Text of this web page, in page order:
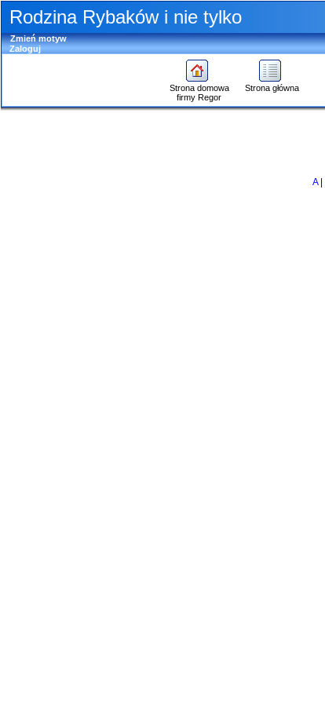
Rodzina Rybaków i nie tylko
Zmień motyw
Zaloguj
Strona domowa
firmy Regor
Strona główna
A|